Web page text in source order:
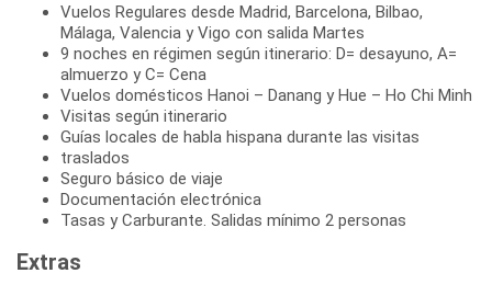
Vuelos Regulares desde Madrid, Barcelona, Bilbao,
Málaga, Valencia y Vigo con salida Martes
9 noches en régimen según itinerario: D= desayuno, A=
almuerzo y C= Cena
Vuelos domésticos Hanoi – Danang y Hue – Ho Chi Minh
Visitas según itinerario
Guías locales de habla hispana durante las visitas
traslados
Seguro básico de viaje
Documentación electrónica
Tasas y Carburante. Salidas mínimo 2 personas
Extras